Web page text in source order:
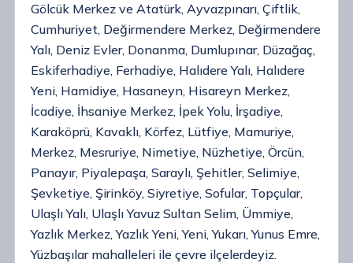
Gölcük Merkez ve Atatürk, Ayvazpınarı, Çiftlik,
Cumhuriyet, Değirmendere Merkez, Değirmendere
Yalı, Deniz Evler, Donanma, Dumlupınar, Düzağaç,
Eskiferhadiye, Ferhadiye, Halıdere Yalı, Halıdere
Yeni, Hamidiye, Hasaneyn, Hisareyn Merkez,
İcadiye, İhsaniye Merkez, İpek Yolu, İrşadiye,
Karaköprü, Kavaklı, Körfez, Lütfiye, Mamuriye,
Merkez, Mesruriye, Nimetiye, Nüzhetiye, Örcün,
Panayır, Piyalepaşa, Saraylı, Şehitler, Selimiye,
Şevketiye, Şirinköy, Siyretiye, Sofular, Topçular,
Ulaşlı Yalı, Ulaşlı Yavuz Sultan Selim, Ümmiye,
Yazlık Merkez, Yazlık Yeni, Yeni, Yukarı, Yunus Emre,
Yüzbaşılar mahalleleri ile çevre ilçelerdeyiz.